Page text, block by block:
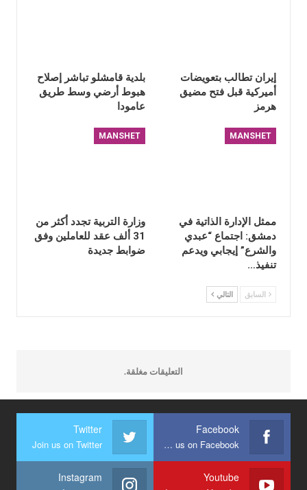
إيران تطالب بتعويضات
أميركية قبل فتح مضيق
هرمز
بلدية قامشلو تباشر إصلاح
هبوط أرضي وسط طريق
عامودا
MANSHET
ممثل الإدارة الذاتية في
دمشق: اجتماع “عبدي
والشرع” إيجابي ويدعم
تنفيذ…
MANSHET
وزارة التربية تجدد أكثر من
31 ألف عقد للعاملين وفق
ضوابط جديدة
السابق التالي
التعليقات مغلقة.
Facebook
Join us on Facebook
Twitter
Join us on Twitter
Youtube
Instagram